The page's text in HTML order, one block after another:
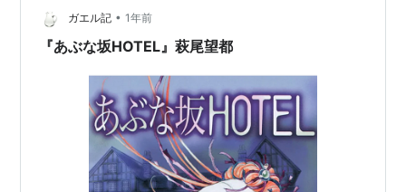
ガエル記 • 1年前
『あぶな坂HOTEL』萩尾望都